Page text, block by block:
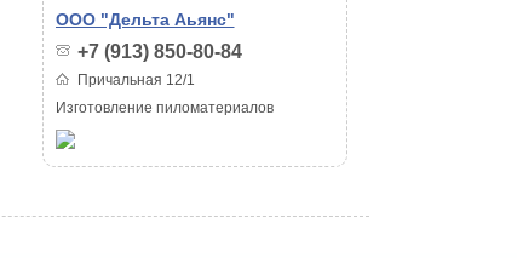
ООО "Дельта Аьянс"
+7 (913) 850-80-84
Причальная 12/1
Изготовление пиломатериалов